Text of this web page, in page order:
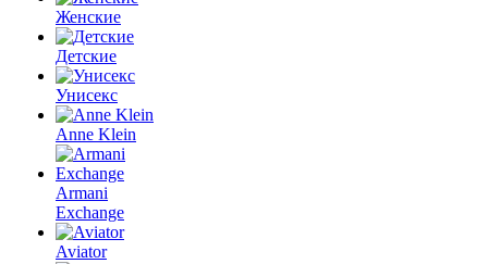
Женские
Детские
Унисекс
Anne Klein
Armani
Exchange
Aviator